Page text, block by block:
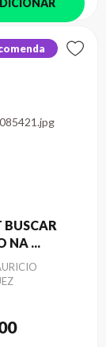
BUSCAR
NA ...